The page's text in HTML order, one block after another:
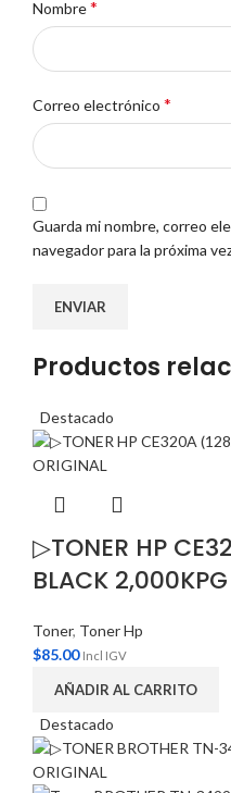
Nombre*
Correo electrónico *
Guarda mi nombre, correo
navegador para la próxima
Productos
Destacado
▷TONER HP
BLACK
Toner, Toner Hp
$85.00 Incl IGV
AÑADIR AL CARRITO
Destacado